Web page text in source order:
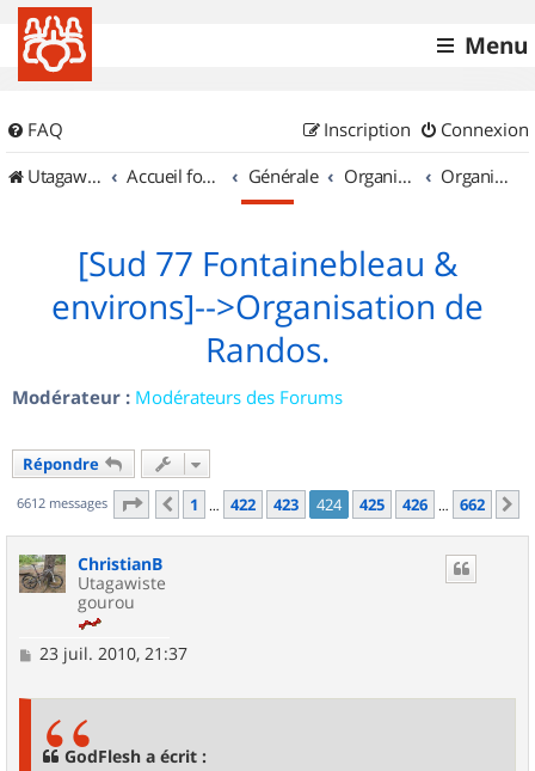
Menu
FAQ Connexion
Inscription
UtagawaVTT (Randos VTT et VTTAE avec traces GPS)
Accueil forum Générale Organisation de sorties & Recherche de partenaires Organisation de sorties en région Île de France
[Sud 77 Fontainebleau &
environs]-->Organisation de
Randos.
Modérateur : Modérateurs des Forums
Répondre
6612 messages Page 424 sur662
Précédent
1 … 422 423 424 425 426 … 662
ChristianB
Utagawiste
gourou
M
23 juil. 2010, 21:37
GodFlesh a écrit :